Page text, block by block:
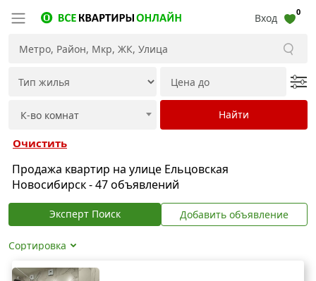
Вход 0
Очистить
Продажа квартир на улице Ельцовская
Новосибирск - 47 объявлений
Эксперт Поиск Добавить объявление
Сортировка